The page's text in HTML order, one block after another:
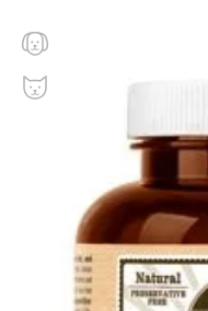
Kočky
Veterinární diety
Dárkové poukazy
Klinika Veterix
777 319 516 (Po–Pá,